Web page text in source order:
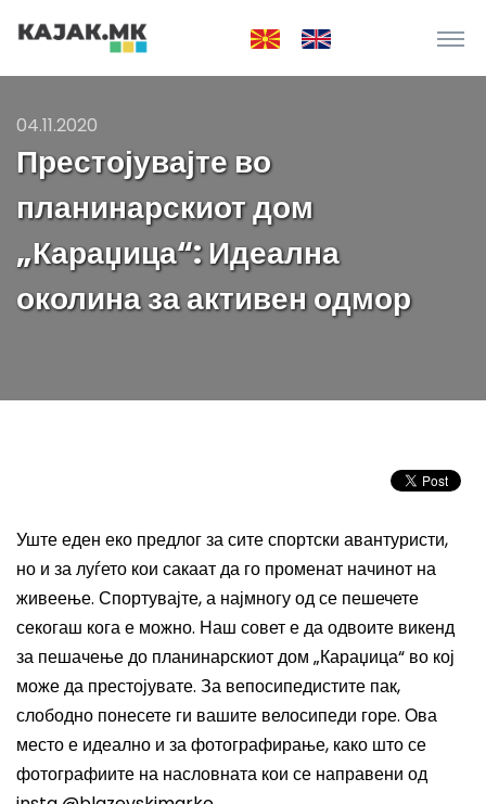
04.11.2020
Престојувајте во
планинарскиот дом
„Караџица“: Идеална
околина за активен одмор
Уште еден еко предлог за сите спортски авантуристи,
но и за луѓето кои сакаат да го променат начинот на
живеење. Спортувајте, а најмногу од се пешечете
секогаш кога е можно. Наш совет е да одвоите викенд
за пешачење до планинарскиот дом „Караџица“ во кој
може да престојувате. За вепосипедистите пак,
слободно понесете ги вашите велосипеди горе. Ова
место е идеално и за фотографирање, како што се
фотографиите на насловната кои се направени од